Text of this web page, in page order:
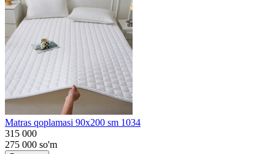
Matras qoplamasi 90x200 sm 1034
315 000
275 000 so'm